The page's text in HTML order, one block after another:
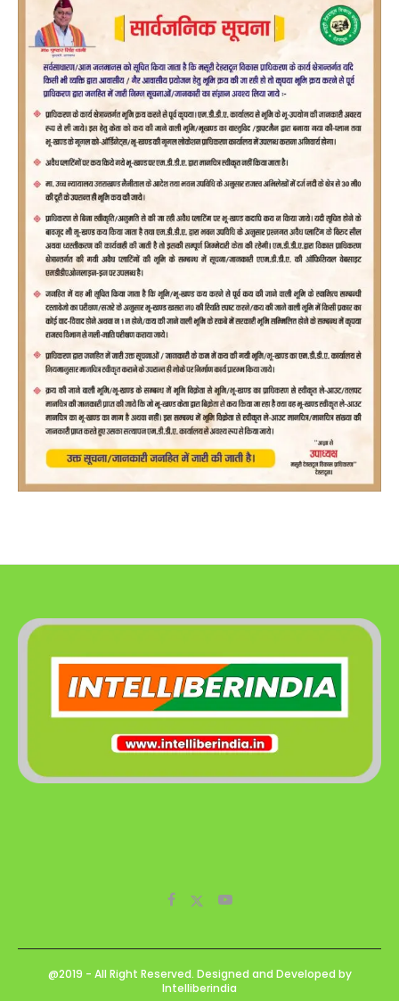
@2019 - All Right Reserved. Designed and Developed by
Intelliberindia